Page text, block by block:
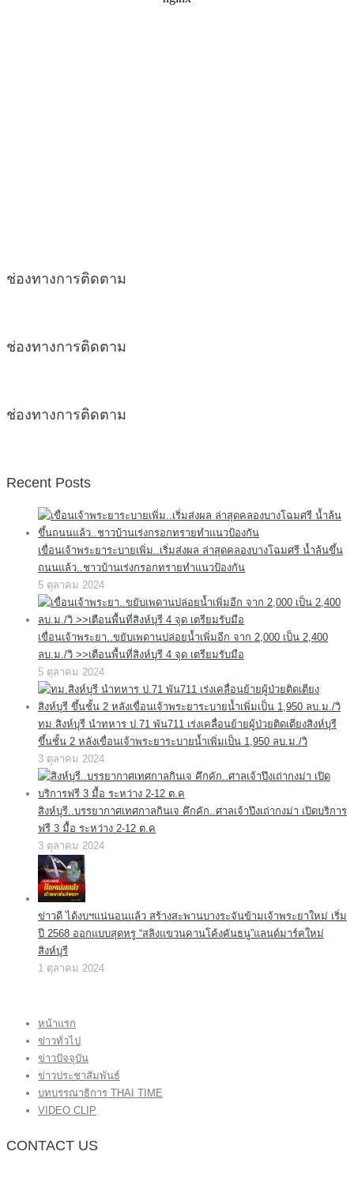
ช่องทางการติดตาม
ช่องทางการติดตาม
ช่องทางการติดตาม
Recent Posts
เขื่อนเจ้าพระยาระบายเพิ่ม..เริ่มส่งผล ล่าสุดคลองบางโฉมศรี น้ำล้นขึ้น
ถนนแล้ว..ชาวบ้านเร่งกรอกทรายทำแนวป้องกัน
5 ตุลาคม 2024
เขื่อนเจ้าพระยา..ขยับเพดานปล่อยน้ำเพิ่มอีก จาก 2,000 เป็น 2,400
ลบ.ม./วิ >>เตือนพื้นที่สิงห์บุรี 4 จุด เตรียมรับมือ
5 ตุลาคม 2024
ทม.สิงห์บุรี นำทหาร ป.71 พัน711 เร่งเคลื่อนย้ายผู้ป่วยติดเตียงสิงห์บุรี
ขึ้นชั้น 2 หลังเขื่อนเจ้าพระยาระบายน้ำเพิ่มเป็น 1,950 ลบ.ม./วิ
3 ตุลาคม 2024
สิงห์บุรี..บรรยากาศเทศกาลกินเจ คึกคัก..ศาลเจ้าปึงเถ่ากงม่า เปิดบริการ
ฟรี 3 มื้อ ระหว่าง 2-12 ต.ค
3 ตุลาคม 2024
ข่าวดี ได้งบฯแน่นอนแล้ว สร้างสะพานบางระจันข้ามเจ้าพระยาใหม่ เริ่ม
ปี 2568 ออกแบบสุดหรู “สลิงแขวนคานโค้งคันธนู”แลนด์มาร์คใหม่
สิงห์บุรี
1 ตุลาคม 2024
หน้าแรก
ข่าวทั่วไป
ข่าวปัจจุบัน
ข่าวประชาสัมพันธ์
บทบรรณาธิการ THAI TIME
VIDEO CLIP
CONTACT US